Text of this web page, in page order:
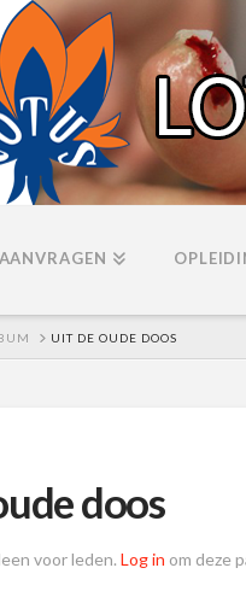
AANVRAGEN
UIT DE OUDE DOOS
doos
voor leden. Log in om deze